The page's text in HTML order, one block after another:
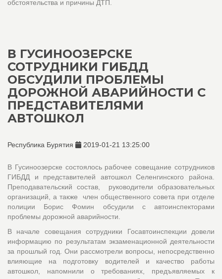
обстоятельства и причины ДТП.
В ГУСИНООЗЕРСКЕ
СОТРУДНИКИ ГИБДД
ОБСУДИЛИ ПРОБЛЕМЫ
ДОРОЖНОЙ АВАРИЙНОСТИ С
ПРЕДСТАВИТЕЛЯМИ
АВТОШКОЛ
Республика Бурятия 2019-01-21 13:25:00
В Гусиноозерске состоялось рабочее совещание сотрудников
ГИБДД и представителей автошкол Селенгинского района.
Преподавательский состав, руководители образовательных
организаций, а также член общественного совета при отделе
полиции Борис Фомин обсудили с автоинспекторами
проблемы дорожной аварийности.
В начале совещания сотрудники Госавтоинспекции довели
информацию по результатам экзаменационной деятельности
за прошлый год. Они рассмотрели вопросы, непосредственно
влияющие на подготовку водителей и качество работы
автошкол, напомнили о требованиях, предъявляемых к